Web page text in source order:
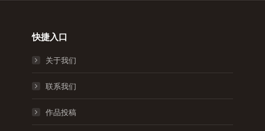
快捷入口
关于我们
联系我们
作品投稿